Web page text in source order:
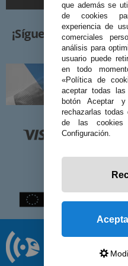
¡Síguenos!
que además se
de cookies
experiencia de
comerciales
análisis para
usuario puede
en todo
«Política de
aceptar todas
botón Aceptar
rechazarlas todas
de las cookies
Configuración.